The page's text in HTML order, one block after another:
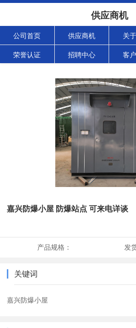
供应商机
公司首页 供应商机 关
荣誉认证 招聘中心 客
嘉兴防爆小屋 防爆站点 可来电详谈
产品规格： 发
关键词
嘉兴防爆小屋